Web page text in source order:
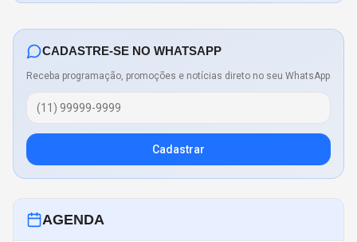
CADASTRE-SE NO WHATSAPP
Receba programação, promoções e notícias direto no seu WhatsApp
Cadastrar
AGENDA